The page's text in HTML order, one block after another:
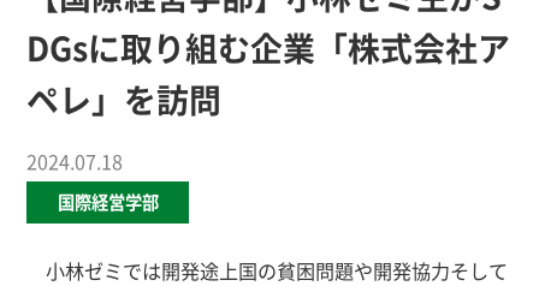
DGsに取り組む企業「株式会社ア
ペレ」を訪問
2024.07.18
国際経営学部
小林ゼミでは開発途上国の貧困問題や開発協力そして